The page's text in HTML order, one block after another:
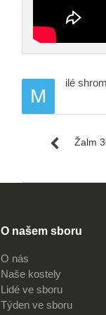
M
ilé
Žalm
O našem sboru
O nás
Naše kostely
Lidé ve sboru
Týden ve sboru